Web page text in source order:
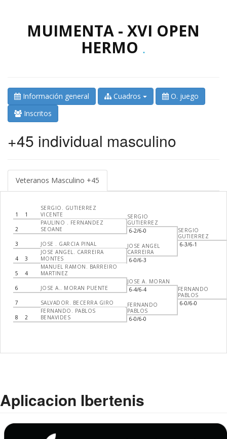
MUIMENTA - XVI OPEN
HERMO .
Información general Cuadros
O. juego
Inscritos
+45 individual masculino
Veteranos Masculino +45
1 1
SERGIO. GUTIERREZ
VICENTE
2
PAULINO . FERNANDEZ
SEOANE
3 JOSE . GARCIA PINAL
4 3
JOSE ANGEL. CARREIRA
MONTES
5 4
MANUEL RAMON. BARREIRO
MARTINEZ
6 JOSE A.. MORAN PUENTE
7 SALVADOR. BECERRA GIRO
8 2
FERNANDO. PABLOS
BENAVIDES
SERGIO
GUTIERREZ
6-2/6-0
JOSE ANGEL
CARREIRA
6-0/6-3
JOSE A. MORAN
6-4/6-4
FERNANDO
PABLOS
6-0/6-0
SERGIO
GUTIERREZ
6-3/6-1
FERNANDO
PABLOS
6-0/6-0
Aplicacion Ibertenis